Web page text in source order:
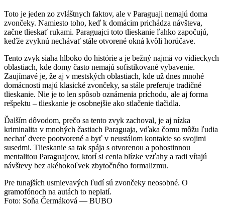
Toto je jeden zo zvláštnych faktov, ale v Paraguaji nemajú doma
zvončeky. Namiesto toho, keď k domácim prichádza návšteva,
začne tlieskať rukami. Paraguajci toto tlieskanie ľahko započujú,
keďže zvyknú nechávať stále otvorené okná kvôli horúčave.
Tento zvyk siaha hlboko do histórie a je bežný najmä vo vidieckych
oblastiach, kde domy často nemajú sofistikované vybavenie.
Zaujímavé je, že aj v mestských oblastiach, kde už dnes mnohé
domácnosti majú klasické zvončeky, sa stále preferuje tradičné
tlieskanie. Nie je to len spôsob oznámenia príchodu, ale aj forma
rešpektu – tlieskanie je osobnejšie ako stlačenie tlačidla.
Ďalším dôvodom, prečo sa tento zvyk zachoval, je aj nízka
kriminalita v mnohých častiach Paraguaja, vďaka čomu môžu ľudia
nechať dvere pootvorené a byť v neustálom kontakte so svojimi
susedmi. Tlieskanie sa tak spája s otvorenou a pohostinnou
mentalitou Paraguajcov, ktorí si cenia blízke vzťahy a radi vítajú
návštevy bez akéhokoľvek zbytočného formalizmu.
Pre tunajších usmievavých ľudí sú zvončeky neosobné. O
gramofónoch na autách to neplatí.
Foto: Soňa Čermáková — BUBO